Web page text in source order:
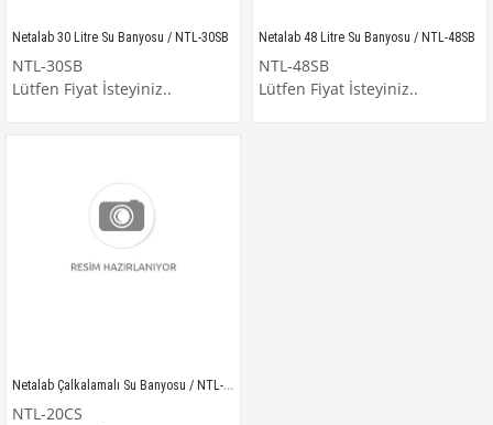
Netalab 30 Litre Su Banyosu / NTL-30SB
NTL-30SB
Lütfen Fiyat İsteyiniz..
Netalab 48 Litre Su Banyosu / NTL-48SB
NTL-48SB
Lütfen Fiyat İsteyiniz..
Netalab Çalkalamalı Su Banyosu / NTL-20CS
NTL-20CS